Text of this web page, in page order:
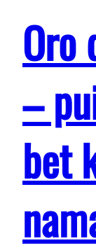
Oro
–
bet